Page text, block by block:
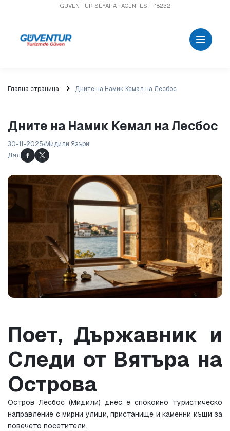
GÜVEN TUR SEYAHAT ACENTESİ - 18232
Главна страница Дните на Намик Кемал на Лесбос
Дните на Намик Кемал на Лесбос
30-11-2025 Мидили Язъри
Дял
Поет, Държавник и
Следи от Вятъра на
Острова
Остров Лесбос (Мидили) днес е спокойно туристическо
направление с мирни улици, пристанище и каменни къщи за
повечето посетители.